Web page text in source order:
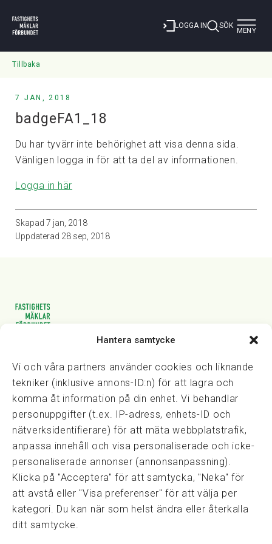
Hantera samtycke
Vi och våra partners använder cookies och liknande
tekniker (inklusive annons-ID:n) för att lagra och
komma åt information på din enhet. Vi behandlar
personuppgifter (t.ex. IP-adress, enhets-ID och
nätverksidentifierare) för att mäta webbplatstrafik,
anpassa innehåll och visa personaliserade och icke-
personaliserade annonser (annonsanpassning).
Klicka på "Acceptera" för att samtycka, "Neka" för
att avstå eller "Visa preferenser" för att välja per
kategori. Du kan när som helst ändra eller återkalla
ditt samtycke.
LOGGA IN SÖK Toggle
MENY
Tillbaka
7 JAN, 2018
badgeFA1_18
Du har tyvärr inte behörighet att visa denna sida.
Vänligen logga in för att ta del av informationen.
Logga in här
Skapad 7 jan, 2018
Uppdaterad 28 sep, 2018
Vasagatan 28, 111 20 Stockholm
kansli@fmf.se
Snabblänkar
Prisexempel
Medarbetare
Policies & integritet
Information om Cookie-hantering och Google Analytics
Integritetspolicy
Dataskyddsförordningen